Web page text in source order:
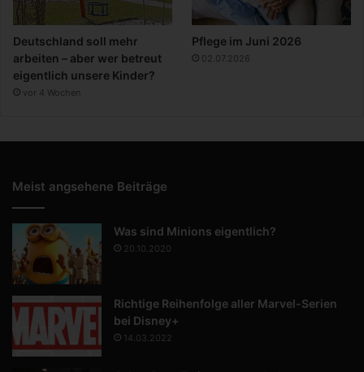
Deutschland soll mehr
arbeiten – aber wer betreut
eigentlich unsere Kinder?
vor 4 Wochen
Pflege im Juni 2026
02.07.2026
Meist angsehene Beiträge
Was sind Minions eigentlich?
20.10.2020
Richtige Reihenfolge aller Marvel-Serien
bei Disney+
14.03.2022